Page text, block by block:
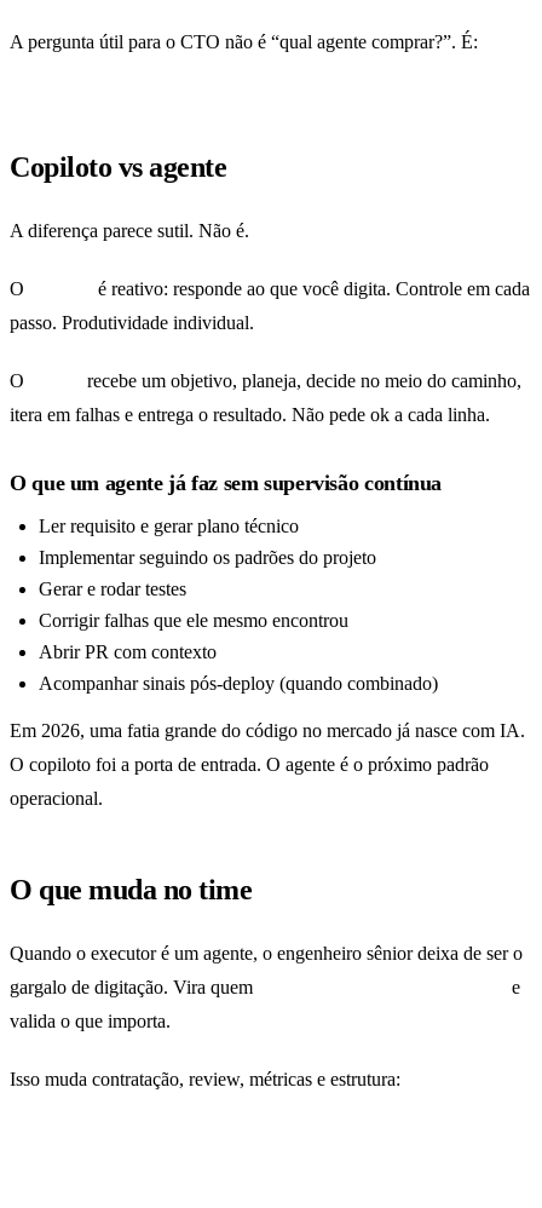
A pergunta útil para o CTO não é “qual agente comprar?”. É:
Copiloto vs agente
A diferença parece sutil. Não é.
O
é reativo: responde ao que você digita. Controle em cada
passo. Produtividade individual.
O
recebe um objetivo, planeja, decide no meio do caminho,
itera em falhas e entrega o resultado. Não pede ok a cada linha.
O que um agente já faz sem supervisão contínua
Ler requisito e gerar plano técnico
Implementar seguindo os padrões do projeto
Gerar e rodar testes
Corrigir falhas que ele mesmo encontrou
Abrir PR com contexto
Acompanhar sinais pós-deploy (quando combinado)
Em 2026, uma fatia grande do código no mercado já nasce com IA.
O copiloto foi a porta de entrada. O agente é o próximo padrão
operacional.
O que muda no time
Quando o executor é um agente, o engenheiro sênior deixa de ser o
gargalo de digitação. Vira quem
e
valida o que importa.
Isso muda contratação, review, métricas e estrutura: